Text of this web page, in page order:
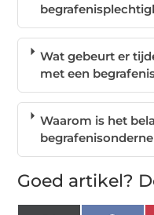
Wat gebeurt er
met een
Waarom is het
Goed artikel?